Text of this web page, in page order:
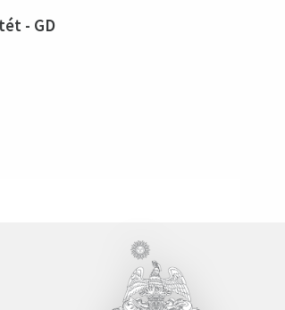
- GD